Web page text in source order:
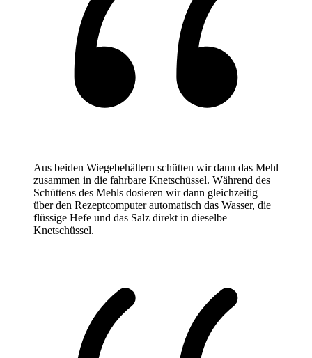
Aus beiden Wiegebehältern schütten wir dann das Mehl
zusammen in die fahrbare Knetschüssel. Während des
Schüttens des Mehls dosieren wir dann gleichzeitig
über den Rezeptcomputer automatisch das Wasser, die
flüssige Hefe und das Salz direkt in dieselbe
Knetschüssel.